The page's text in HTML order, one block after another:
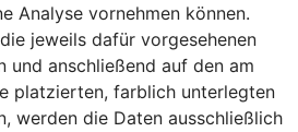
Analyse vornehmen können.
jeweils dafür vorgesehenen
und anschließend auf den am
platzierten, farblich unterlegten
werden die Daten ausschließlich